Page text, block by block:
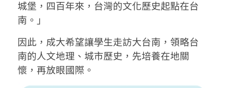
城堡，四百年來，台灣的文化歷史起點在台
南。」
因此，成大希望讓學生走訪大台南，領略台
南的人文地理、城市歷史，先培養在地關
懷，再放眼國際。